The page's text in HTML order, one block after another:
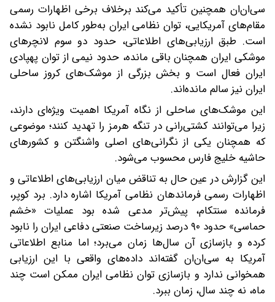
سی‌ان‌ان همچنین تأکید می‌کند برخلاف برخی اظهارات رسمی
مقام‌های آمریکایی، توان نظامی ایران به‌طور کامل نابود نشده
است. طبق ارزیابی‌های اطلاعاتی، حدود دو سوم لانچرهای
موشکی ایران همچنان باقی مانده، حدود نیمی از توان پهپادی
ایران فعال است و بخش بزرگی از موشک‌های کروز ساحلی
ایران نیز سالم مانده‌اند.
این موشک‌های ساحلی از نگاه آمریکا اهمیت ویژه‌ای دارند،
زیرا می‌توانند کشتی‌رانی در تنگه هرمز را تهدید کنند؛ موضوعی
که همچنان یکی از نگرانی‌های اصلی واشنگتن و کشورهای
حاشیه خلیج فارس محسوب می‌شود.
این گزارش در عین حال به تناقض میان ارزیابی‌های اطلاعاتی و
اظهارات رسمی فرماندهان نظامی آمریکا اشاره دارد. برد کوپر،
فرمانده سنتکام، پیش‌تر مدعی شده بود عملیات «خشم
حماسی» حدود ۹۰ درصد زیرساخت صنعتی دفاعی ایران را نابود
کرده و بازسازی آن سال‌ها زمان می‌برد؛ اما منابع اطلاعاتی
آمریکا به سی‌ان‌ان گفته‌اند داده‌های واقعی با این ارزیابی
همخوانی ندارد و بازسازی توان نظامی ایران ممکن است چند
ماه، نه چند سال، زمان ببرد.